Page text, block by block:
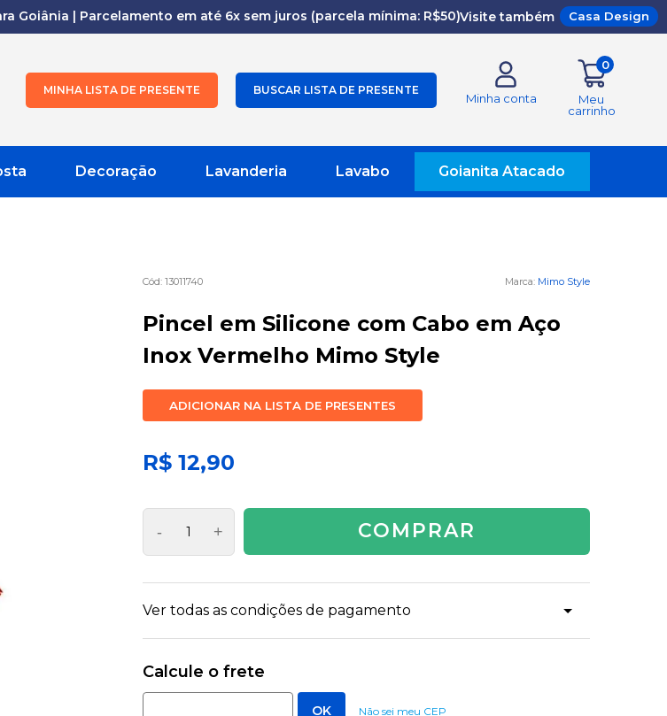
Goiânia | Parcelamento em até 6x sem juros (parcela mínima: R$50)Visite também Casa Design
MINHA LISTA DE PRESENTE BUSCAR LISTA DE PRESENTE
Minha conta
0
Meu
carrinho
Decoração Lavanderia Lavabo Goianita Atacado
13011740 Mimo Style
Pincel em Silicone com Cabo em Aço
Inox Vermelho Mimo Style
ADICIONAR NA LISTA DE PRESENTES
R$ 12,90
- + COMPRAR
Ver todas as condições de pagamento
Não sei meu CEP